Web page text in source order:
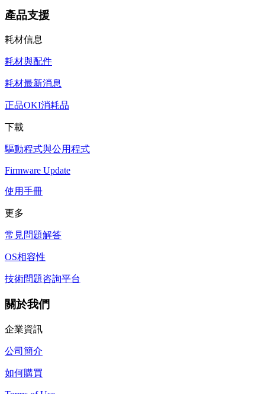
產品支援
耗材信息
耗材與配件
耗材最新消息
正品OKI消耗品
下載
驅動程式與公用程式
Firmware Update
使用手冊
更多
常見問題解答
OS相容性
技術問題咨詢平台
關於我們
企業資訊
公司簡介
如何購買